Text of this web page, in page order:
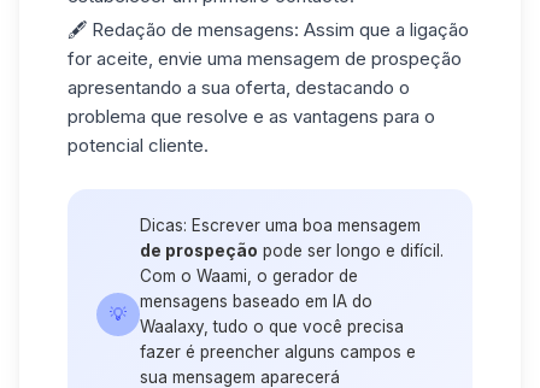
🖋️ Redação de mensagens: Assim que a ligação
for aceite, envie uma mensagem de prospeção
apresentando a sua oferta, destacando o
problema que resolve e as vantagens para o
potencial cliente.
💡
Dicas: Escrever uma boa mensagem
de prospeção pode ser longo e difícil.
Com o Waami, o gerador de
mensagens baseado em IA do
Waalaxy, tudo o que você precisa
fazer é preencher alguns campos e
sua mensagem aparecerá